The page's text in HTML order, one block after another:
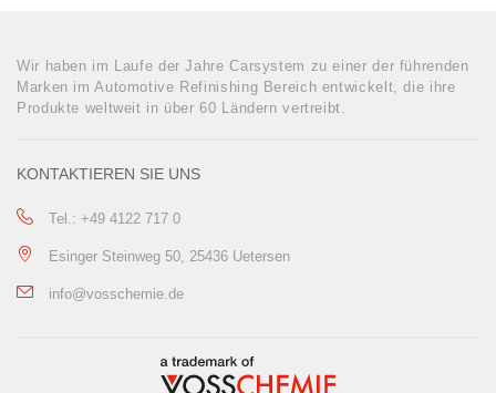
Wir haben im Laufe der Jahre Carsystem zu einer der führenden
Marken im Automotive Refinishing Bereich entwickelt, die ihre
Produkte weltweit in über 60 Ländern vertreibt.
KONTAKTIEREN SIE UNS
Tel.: +49 4122 717 0
Esinger Steinweg 50, 25436 Uetersen
info@vosschemie.de